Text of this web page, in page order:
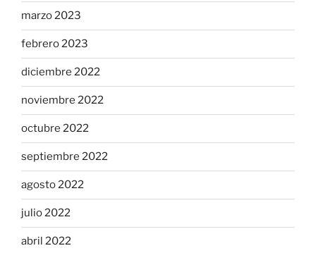
marzo 2023
febrero 2023
diciembre 2022
noviembre 2022
octubre 2022
septiembre 2022
agosto 2022
julio 2022
abril 2022